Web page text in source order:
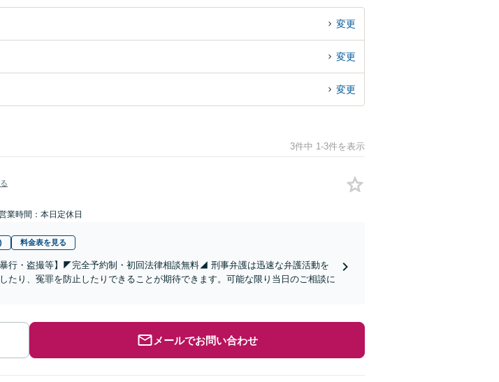
ブル解決の実績豊富な近くの弁護士を検索したい』『初回相談無料で殺人未遂を法律相談でき
変更
変更
変更
3件中 1-3件を表示
業時間：本日定休日
料金表を見る
暴行・盗撮等】◤完全予約制・初回法律相談無料◢ 刑事弁護は迅速な弁護活動を
たり、冤罪を防止したりできることが期待できます。可能な限り当日のご相談に
メールでお問い合わせ